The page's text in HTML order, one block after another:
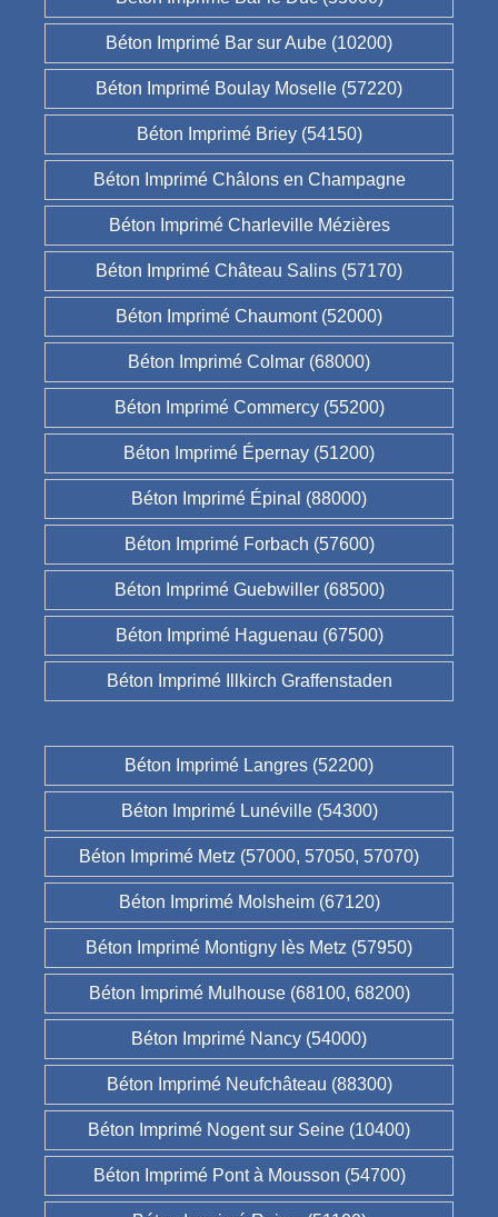
Béton Imprimé Bar sur Aube (10200)
Béton Imprimé Boulay Moselle (57220)
Béton Imprimé Briey (54150)
Béton Imprimé Châlons en Champagne
Béton Imprimé Charleville Mézières
Béton Imprimé Château Salins (57170)
Béton Imprimé Chaumont (52000)
Béton Imprimé Colmar (68000)
Béton Imprimé Commercy (55200)
Béton Imprimé Épernay (51200)
Béton Imprimé Épinal (88000)
Béton Imprimé Forbach (57600)
Béton Imprimé Guebwiller (68500)
Béton Imprimé Haguenau (67500)
Béton Imprimé Illkirch Graffenstaden
Béton Imprimé Langres (52200)
Béton Imprimé Lunéville (54300)
Béton Imprimé Metz (57000, 57050, 57070)
Béton Imprimé Molsheim (67120)
Béton Imprimé Montigny lès Metz (57950)
Béton Imprimé Mulhouse (68100, 68200)
Béton Imprimé Nancy (54000)
Béton Imprimé Neufchâteau (88300)
Béton Imprimé Nogent sur Seine (10400)
Béton Imprimé Pont à Mousson (54700)